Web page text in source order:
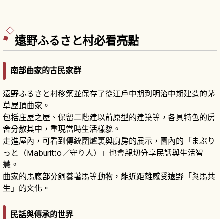
遠野ふるさと村必看亮點
南部曲家的古民家群
遠野ふるさと村移築並保存了從江戶中期到明治中期建造的茅
草屋頂曲家。
包括庄屋之屋、保留二階建以前原型的建築等，各具特色的房
舍分散其中，重現當時生活樣貌。
走進屋內，可看到傳統圍爐裏與廚房的展示，園內的「まぶり
っと（Maburitto／守り人）」也會親切分享民話與生活智
慧。
曲家的馬廄部分飼養著馬等動物，能近距離感受遠野「與馬共
生」的文化。
民話與傳承的世界